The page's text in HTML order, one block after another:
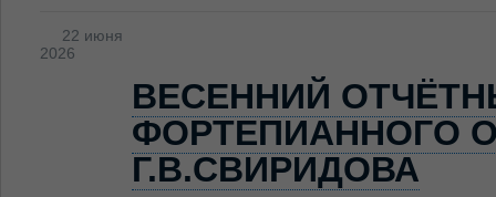
22 июня
2026
ВЕСЕННИЙ
ФОРТЕПИАННОГО
Г.В.СВИРИДОВА